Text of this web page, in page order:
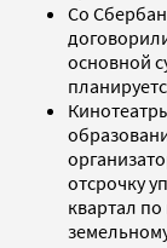
Со
основной
отсрочку
квартал